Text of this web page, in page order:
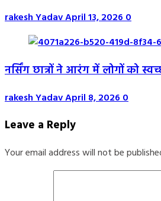
rakesh YadavApril 13, 20260
नर्सिंग छात्रों ने आरंग में लोगों को
rakesh YadavApril 8, 20260
Leave a Reply
Your email address will not be